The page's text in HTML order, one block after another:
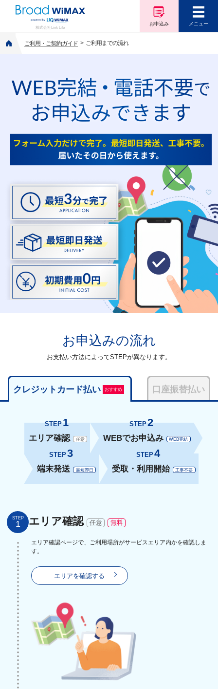
株式会社Link Life
メニュー
お申込み
ご利用・ご契約ガイド ご利用までの流れ
お申込みの流れ
お支払い方法によってSTEPが異なります。
クレジットカード払い おすすめ 口座振替払い
STEP1
エリア確認 任意
STEP2
WEBでお申込み WEB完結
STEP3
端末発送 最短即日
STEP4
受取・利用開始 工事不要
STEP
1 エリア確認 任意 無料
エリア確認ページで、ご利用場所がサービスエリア内かを確認しま
す。
エリアを確認する